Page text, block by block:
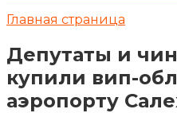
Главная страница
Депутаты и
купили вип-
аэропорту